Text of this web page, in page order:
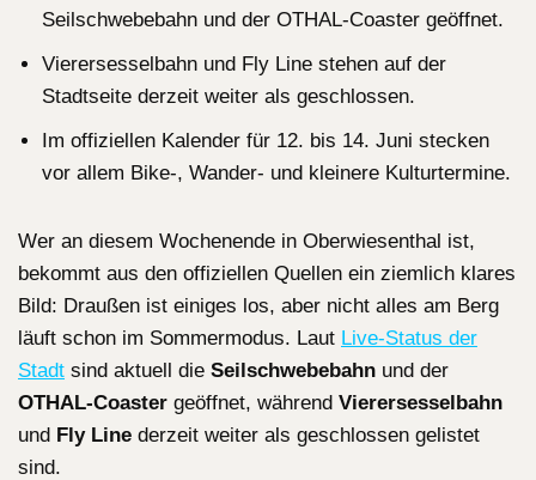
Seilschwebebahn und der OTHAL-Coaster geöffnet.
Vierersesselbahn und Fly Line stehen auf der
Stadtseite derzeit weiter als geschlossen.
Im offiziellen Kalender für 12. bis 14. Juni stecken
vor allem Bike-, Wander- und kleinere Kulturtermine.
Wer an diesem Wochenende in Oberwiesenthal ist,
bekommt aus den offiziellen Quellen ein ziemlich klares
Bild: Draußen ist einiges los, aber nicht alles am Berg
läuft schon im Sommermodus. Laut Live-Status der
Stadt sind aktuell die Seilschwebebahn und der
OTHAL-Coaster geöffnet, während Vierersesselbahn
und Fly Line derzeit weiter als geschlossen gelistet
sind.